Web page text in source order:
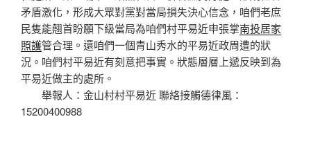
矛盾激化，形成大眾對黨對當局損失決心信念，咱們老庶
民隻能翹首盼願下級當局為咱們村平易近申張掌南投居家
照護管合理。還咱們一個青山秀水的平易近政周遭的狀
況。咱們村平易近有刻意把事實。狀態層層上遞反映到為
平易近做主的處所。
舉報人：金山村村平易近 聯絡接觸德律風：
15200400988